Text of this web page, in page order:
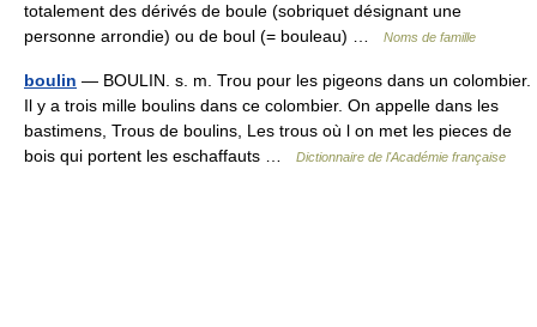
totalement des dérivés de boule (sobriquet désignant une
personne arrondie) ou de boul (= bouleau) …
Noms de famille
boulin — BOULIN. s. m. Trou pour les pigeons dans un colombier.
Il y a trois mille boulins dans ce colombier. On appelle dans les
bastimens, Trous de boulins, Les trous où l on met les pieces de
bois qui portent les eschaffauts …
Dictionnaire de l'Académie française